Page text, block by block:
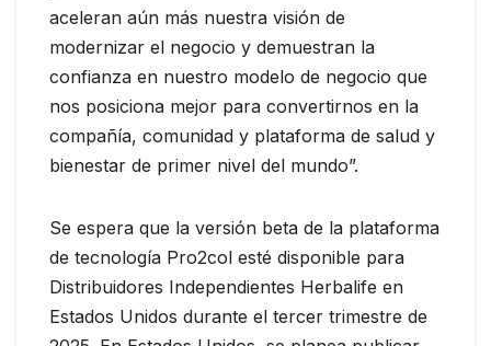
aceleran aún más nuestra visión de
modernizar el negocio y demuestran la
confianza en nuestro modelo de negocio que
nos posiciona mejor para convertirnos en la
compañía, comunidad y plataforma de salud y
bienestar de primer nivel del mundo”.
Se espera que la versión beta de la plataforma
de tecnología Pro2col esté disponible para
Distribuidores Independientes Herbalife en
Estados Unidos durante el tercer trimestre de